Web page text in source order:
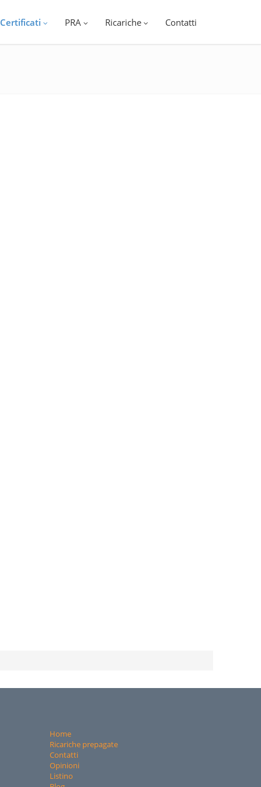
Certificati PRA Ricariche Contatti
Home
Ricariche prepagate
Contatti
Opinioni
Listino